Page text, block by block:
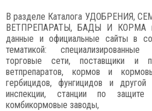
В разделе Каталога УДОБРЕНИЯ,
ВЕТПРЕПАРАТЫ, БАДЫ И КОРМА
данные и официальные сайты в
тематикой:
торговые сети, поставщики и
ветпрепаратов, кормов и
гербицидов, фунгицидов и другой
инспекции, станции по
комбикормовые заводы,